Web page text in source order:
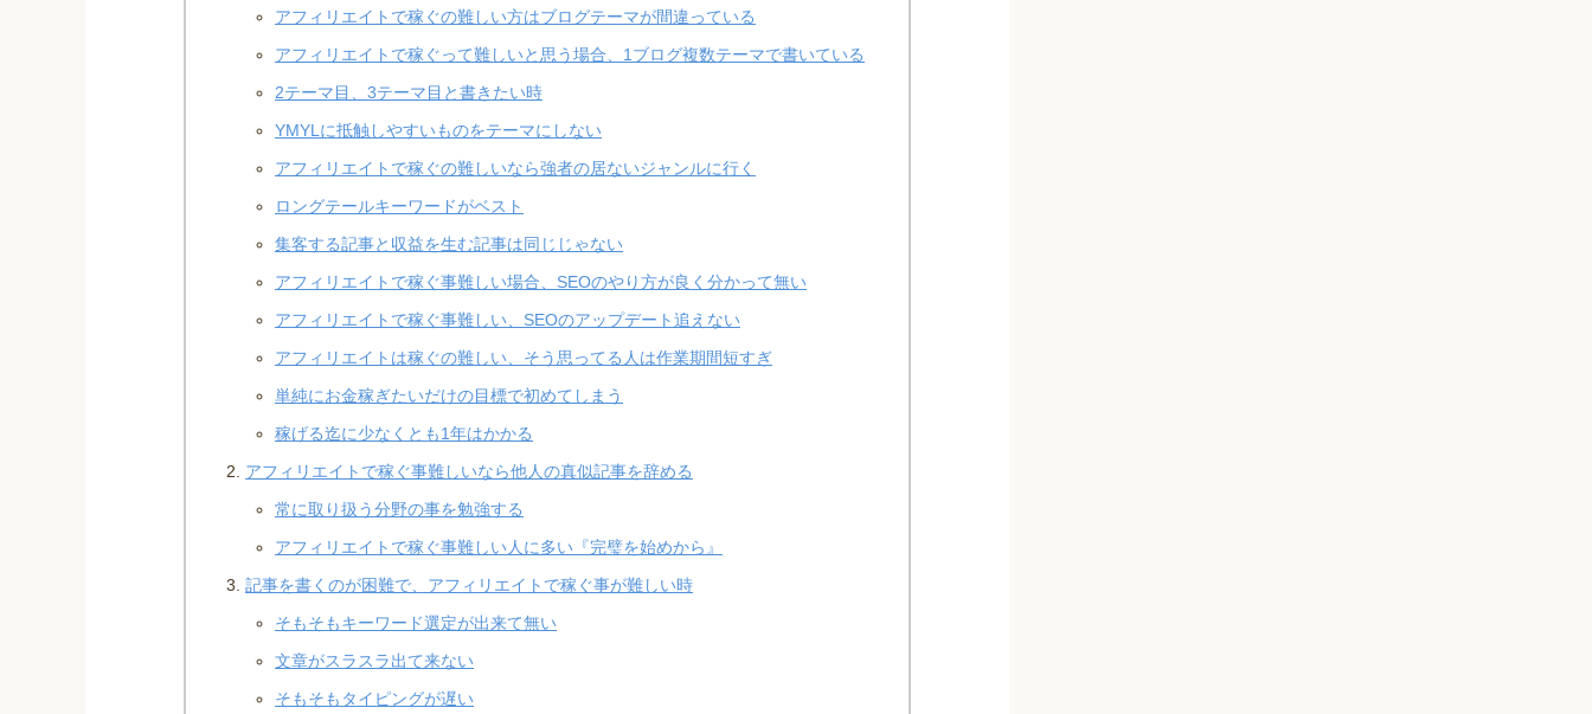
アフィリエイトで稼ぐの難しい方はブログテーマが間違っている
アフィリエイトで稼ぐって難しいと思う場合、1ブログ複数テーマで書いている
2テーマ目、3テーマ目と書きたい時
YMYLに抵触しやすいものをテーマにしない
アフィリエイトで稼ぐの難しいなら強者の居ないジャンルに行く
ロングテールキーワードがベスト
集客する記事と収益を生む記事は同じじゃない
アフィリエイトで稼ぐ事難しい場合、SEOのやり方が良く分かって無い
アフィリエイトで稼ぐ事難しい、SEOのアップデート追えない
アフィリエイトは稼ぐの難しい、そう思ってる人は作業期間短すぎ
単純にお金稼ぎたいだけの目標で初めてしまう
稼げる迄に少なくとも1年はかかる
アフィリエイトで稼ぐ事難しいなら他人の真似記事を辞める
常に取り扱う分野の事を勉強する
アフィリエイトで稼ぐ事難しい人に多い『完璧を始めから』
記事を書くのが困難で、アフィリエイトで稼ぐ事が難しい時
そもそもキーワード選定が出来て無い
文章がスラスラ出て来ない
そもそもタイピングが遅い